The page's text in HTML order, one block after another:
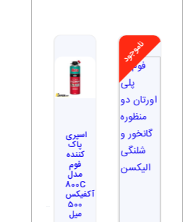
ناموجود
اسپری
پاک
کننده
فوم
مدل
800C
آکفیکس
500
میل